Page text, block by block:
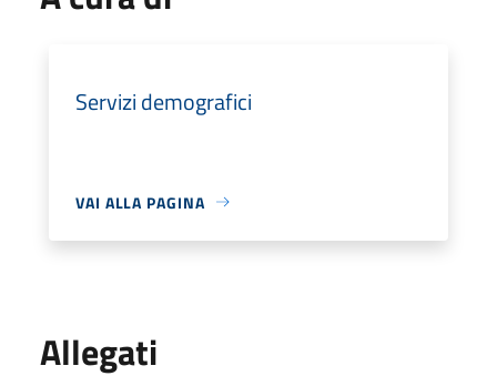
Servizi demografici
VAI ALLA PAGINA
Allegati